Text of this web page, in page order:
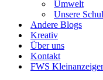
Umwelt
Unsere
Andere Blogs
Kreativ
Über uns
Kontakt
FWS